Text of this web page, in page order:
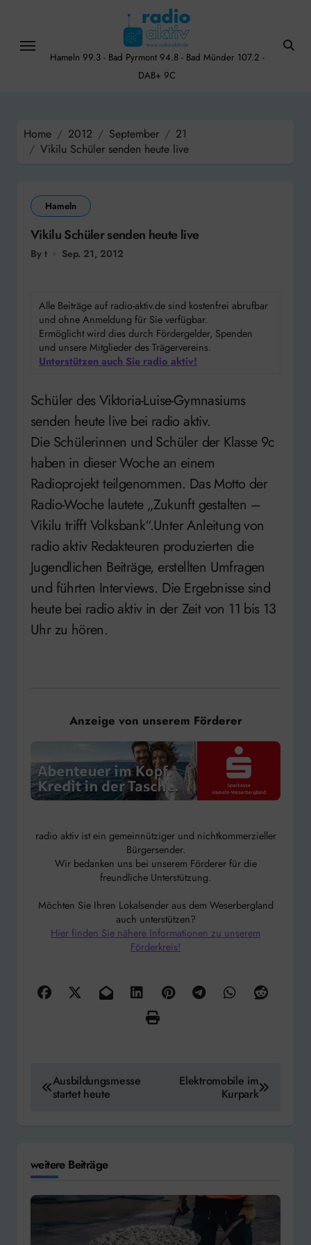
content
Hameln 99.3 - Bad Pyrmont 94.8 - Bad Münder 107.2 -
DAB+ 9C
Home 2012 September
21
Vikilu Schüler senden heute live
Hameln
Vikilu Schüler senden heute live
By t Sep. 21, 2012
Alle Beiträge auf radio-aktiv.de sind kostenfrei abrufbar
und ohne Anmeldung für Sie verfügbar.
Ermöglicht wird dies durch Fördergelder, Spenden
und unsere Mitglieder des Trägervereins.
Unterstützen auch Sie radio aktiv!
Schüler des Viktoria-Luise-Gymnasiums
senden heute live bei radio aktiv.
Die Schülerinnen und Schüler der Klasse 9c
haben in dieser Woche an einem
Radioprojekt teilgenommen. Das Motto der
Radio-Woche lautete „Zukunft gestalten –
Vikilu trifft Volksbank“.Unter Anleitung von
radio aktiv Redakteuren produzierten die
Jugendlichen Beiträge, erstellten Umfragen
und führten Interviews. Die Ergebnisse sind
heute bei radio aktiv in der Zeit von 11 bis 13
Uhr zu hören.
Anzeige von unserem Förderer
radio aktiv ist ein gemeinnütziger und nichtkommerzieller
Bürgersender.
Wir bedanken uns bei unserem Förderer für die
freundliche Unterstützung.
Möchten Sie Ihren Lokalsender aus dem Weserbergland
auch unterstützen?
Hier finden Sie nähere Informationen zu unserem
Förderkreis!
Beitragsnavigation
Ausbildungsmesse
startet heute
Elektromobile im
Kurpark
weitere Beiträge